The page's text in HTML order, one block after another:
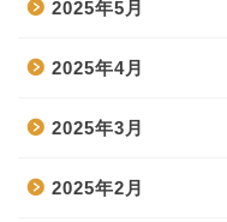
2025年5月
2025年4月
2025年3月
2025年2月